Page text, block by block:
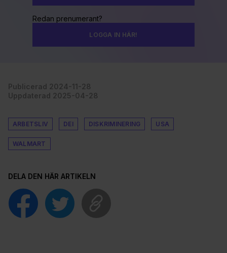
Redan prenumerant?
LOGGA IN HÄR!
Publicerad 2024-11-28
Uppdaterad 2025-04-28
ARBETSLIV DEI DISKRIMINERING USA
WALMART
DELA DEN HÄR ARTIKELN